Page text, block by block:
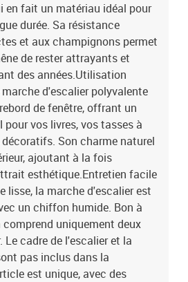
en fait un matériau idéal pour
durée. Sa résistance
et aux champignons permet
de rester attrayants et
des années.Utilisation
d'escalier polyvalente
de fenêtre, offrant un
vos livres, vos tasses à
Son charme naturel
ajoutant à la fois
esthétique.Entretien facile
lisse, la marche d'escalier est
un chiffon humide. Bon à
uniquement deux
Le cadre de l'escalier et la
pas inclus dans la
est unique, avec des